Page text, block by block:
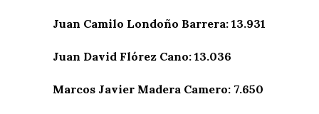
Juan Camilo Londoño Barrera: 13.931
Juan David Flórez Cano: 13.036
Marcos Javier Madera Camero: 7.650